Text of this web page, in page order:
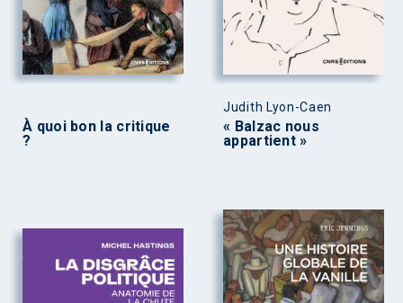
À quoi bon la critique
?
Judith Lyon-Caen
« Balzac nous
appartient »